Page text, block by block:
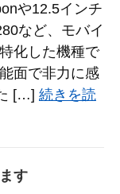
や12.5インチ
など、モバイ
化した機種で
面で非力に感
[…] 続きを読
す